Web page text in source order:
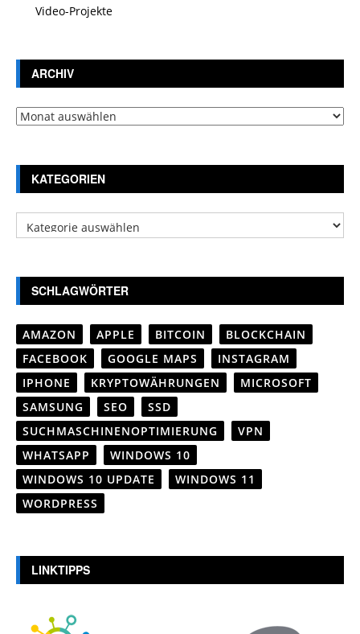
Video-Projekte
ARCHIV
Archiv
KATEGORIEN
Kategorien
SCHLAGWÖRTER
AMAZON APPLE BITCOIN
BLOCKCHAIN
FACEBOOK
GOOGLE MAPS
INSTAGRAM
IPHONE
KRYPTOWÄHRUNGEN
MICROSOFT
SAMSUNG
SEO
SSD
SUCHMASCHINENOPTIMIERUNG
VPN
WHATSAPP
WINDOWS 10
WINDOWS 10 UPDATE
WINDOWS 11
WORDPRESS
LINKTIPPS